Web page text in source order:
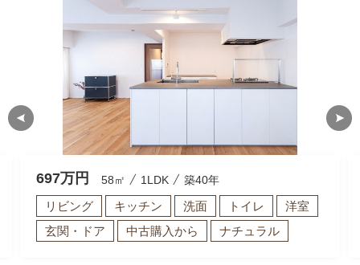
697万円 58㎡ 1LDK 築40年
リビング キッチン 洗面 トイレ
洋室
玄関・ドア
中古購入から ナチュラル